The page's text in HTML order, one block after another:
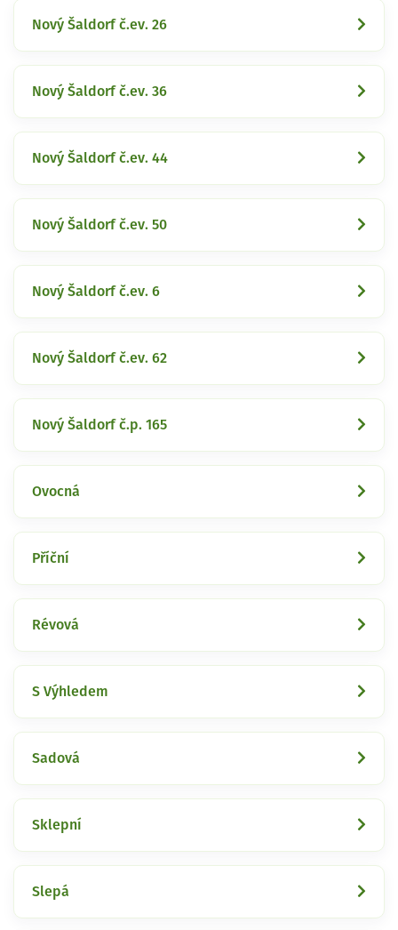
Nový Šaldorf č.ev. 26
Nový Šaldorf č.ev. 36
Nový Šaldorf č.ev. 44
Nový Šaldorf č.ev. 50
Nový Šaldorf č.ev. 6
Nový Šaldorf č.ev. 62
Nový Šaldorf č.p. 165
Ovocná
Příční
Révová
S Výhledem
Sadová
Sklepní
Slepá